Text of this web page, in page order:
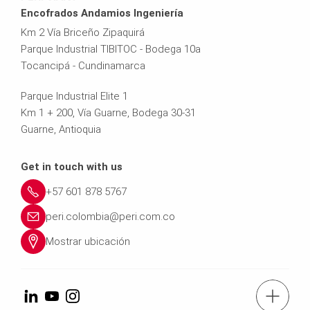
Tel.: +57 (601) 8785767
Encofrados Andamios Ingeniería
Km 2 Vía Briceño Zipaquirá
Parque Industrial TIBITOC - Bodega 10a
Tocancipá - Cundinamarca
Parque Industrial Elite 1
Km 1 + 200, Vía Guarne, Bodega 30-31
Guarne, Antioquia
Get in touch with us
+57 601 878 5767
peri.colombia@peri.com.co
Mostrar ubicación